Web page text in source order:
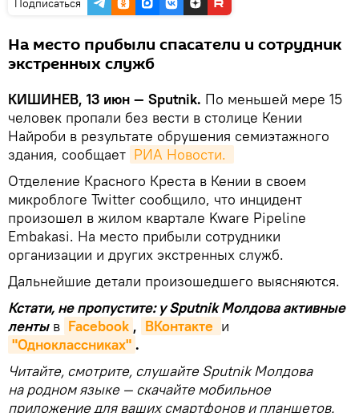
Подписаться
На место прибыли спасатели и сотрудник
экстренных служб
КИШИНЕВ, 13 июн — Sputnik. По меньшей мере 15
человек пропали без вести в столице Кении
Найроби в результате обрушения семиэтажного
здания, сообщает РИА Новости.
Отделение Красного Креста в Кении в своем
микроблоге Twitter сообщило, что инцидент
произошел в жилом квартале Kware Pipeline
Embakasi. На место прибыли сотрудники
организации и других экстренных служб.
Дальнейшие детали произошедшего выясняются.
Кстати, не пропустите: у Sputnik Молдова активные
ленты в Facebook , ВКонтакте и
"Одноклассниках" .
Читайте, смотрите, слушайте Sputnik Молдова
на родном языке — скачайте мобильное
приложение для ваших смартфонов и планшетов.